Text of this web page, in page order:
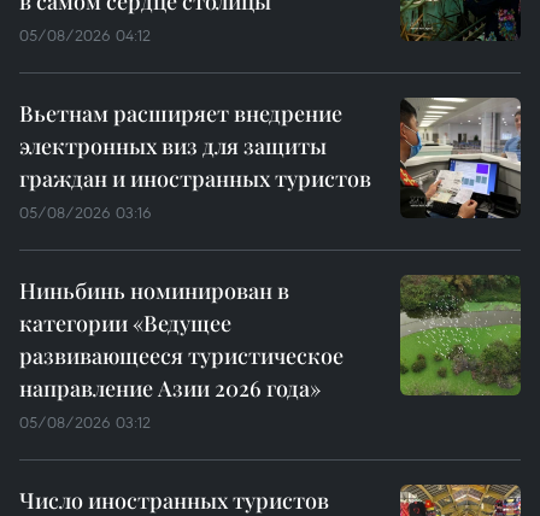
05/08/2026 04:12
Вьетнам расширяет внедрение
электронных виз для защиты
граждан и иностранных туристов
05/08/2026 03:16
Ниньбинь номинирован в
категории «Ведущее
развивающееся туристическое
направление Азии 2026 года»
05/08/2026 03:12
Число иностранных туристов